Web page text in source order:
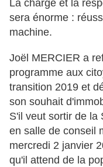
La charge et la
sera énorme :
machine.
Joël MERCIER a
programme aux
transition 2019 et
son souhait
S'il veut sortir de la
en salle de conseil
mercredi 2 janvier
qu'il attend de la